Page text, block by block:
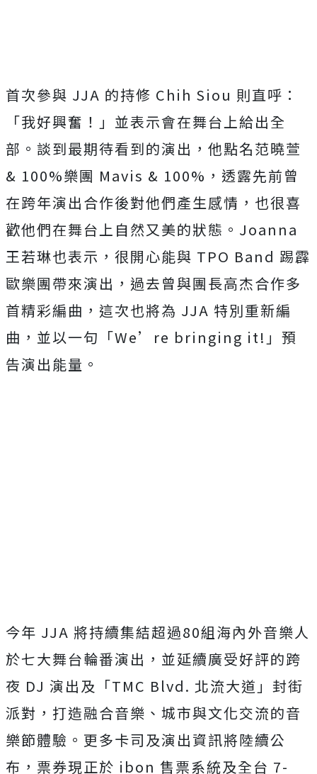
首次參與 JJA 的持修 Chih Siou 則直呼：
「我好興奮！」並表示會在舞台上給出全
部。談到最期待看到的演出，他點名范曉萱
& 100%樂團 Mavis & 100%，透露先前曾
在跨年演出合作後對他們產生感情，也很喜
歡他們在舞台上自然又美的狀態。Joanna
王若琳也表示，很開心能與 TPO Band 踢霹
歐樂團帶來演出，過去曾與團長高杰合作多
首精彩編曲，這次也將為 JJA 特別重新編
曲，並以一句「We’re bringing it!」預
告演出能量。
今年 JJA 將持續集結超過80組海內外音樂人
於七大舞台輪番演出，並延續廣受好評的跨
夜 DJ 演出及「TMC Blvd. 北流大道」封街
派對，打造融合音樂、城市與文化交流的音
樂節體驗。更多卡司及演出資訊將陸續公
布，票券現正於 ibon 售票系統及全台 7-